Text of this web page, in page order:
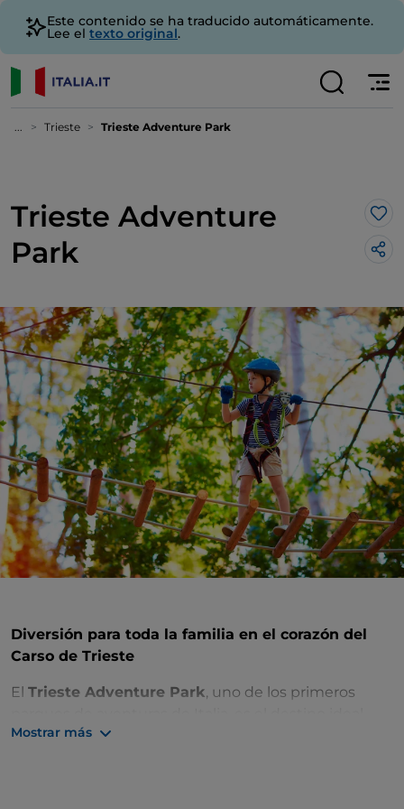
Este contenido se ha traducido automáticamente.
Lee el texto original.
... Trieste Trieste Adventure Park
Trieste Adventure
Park
Me
Diversión para toda la familia en el corazón del
Carso de Trieste
El Trieste Adventure Park, uno de los primeros
para una excursión en
Mostrar más